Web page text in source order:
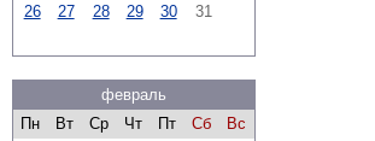
26
27 28 29 30 31
февраль
Пн
Вт Ср Чт Пт Сб
Вс